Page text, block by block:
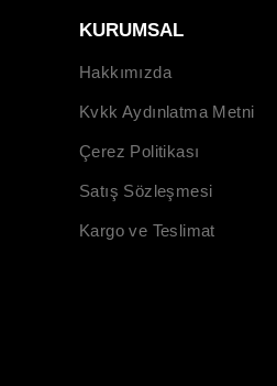
KURUMSAL
Hakkımızda
Kvkk Aydınlatma Metni
Çerez Politikası
Satış Sözleşmesi
Kargo ve Teslimat